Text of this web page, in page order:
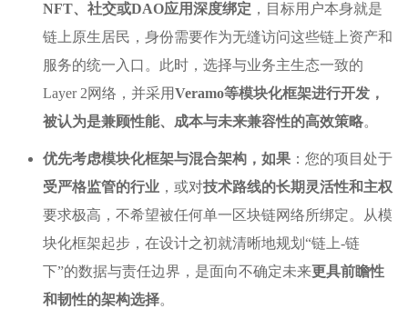
NFT、社交或DAO应用深度绑定 ，目标用户本身就是
链上原生居民，身份需要作为无缝访问这些链上资产和
服务的统一入口。此时，选择与业务主生态一致的
Layer 2网络，并采用Veramo等模块化框架进行开发，
被认为是兼顾性能、成本与未来兼容性的高效策略。
优先考虑模块化框架与混合架构，如果 ：您的项目处于
受严格监管的行业 ，或对技术路线的长期灵活性和主权
要求极高，不希望被任何单一区块链网络所绑定。从模
块化框架起步，在设计之初就清晰地规划“链上-链
下”的数据与责任边界，是面向不确定未来更具前瞻性
和韧性的架构选择。